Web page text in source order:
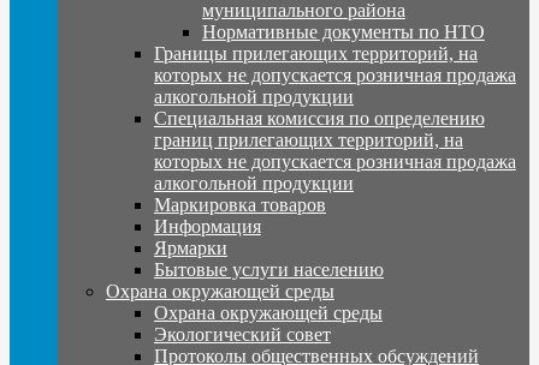
муниципального района
Нормативные документы по НТО
Границы прилегающих территорий, на
которых не допускается розничная продажа
алкогольной продукции
Специальная комиссия по определению
границ прилегающих территорий, на
которых не допускается розничная продажа
алкогольной продукции
Маркировка товаров
Информация
Ярмарки
Бытовые услуги населению
Охрана окружающей среды
Охрана окружающей среды
Экологический совет
Протоколы общественных обсуждений